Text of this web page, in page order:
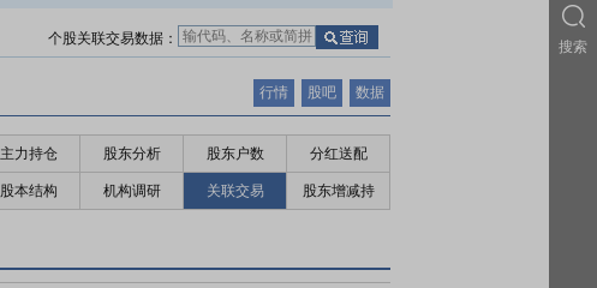
个股关联交易数据：
行情 股吧 数据
主力持仓 股东分析 股东户数 分红送配
股本结构 机构调研 关联交易 股东增减持
搜索